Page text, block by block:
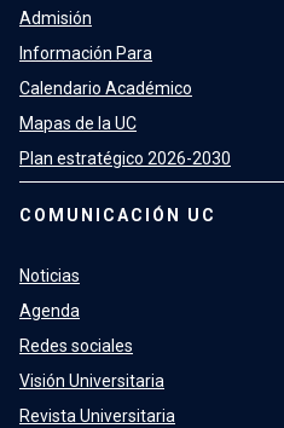
Admisión
Información Para
Calendario Académico
Mapas de la UC
Plan estratégico 2026-2030
COMUNICACIÓN UC
Noticias
Agenda
Redes sociales
Visión Universitaria
Revista Universitaria